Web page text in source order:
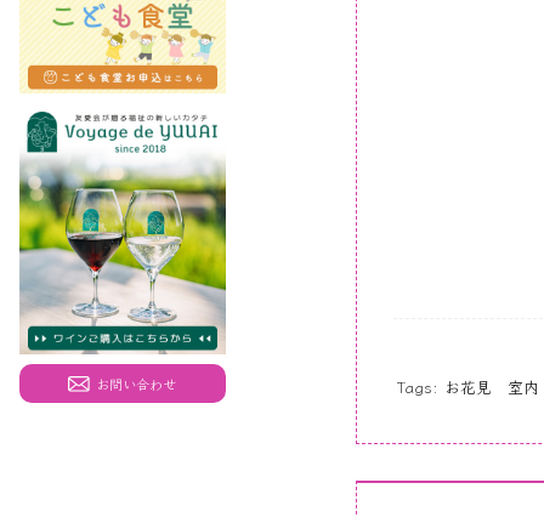
お問い合わせ Tags: お花見 室